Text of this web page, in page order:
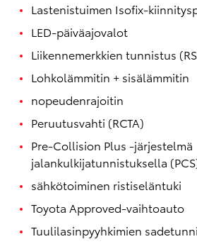
Lastenistuimen Isofix-
LED-päiväajovalot
Liikennemerkkien tunnistus
Lohkolämmitin + sisälämmitin
nopeudenrajoitin
Peruutusvahti (RCTA)
Pre-Collision Plus -järjestelmä
jalankulkijatunnistuksella
sähkötoiminen ristiseläntuki
Toyota Approved-vaihtoauto
Tuulilasinpyyhkimien